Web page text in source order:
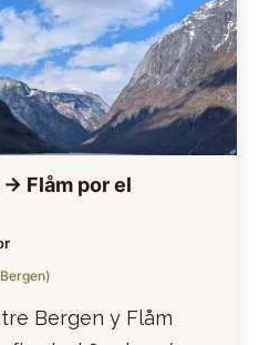
Flåm por el
Bergen y Flåm